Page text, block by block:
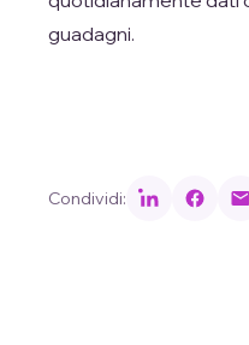
guadagni.
Condividi: